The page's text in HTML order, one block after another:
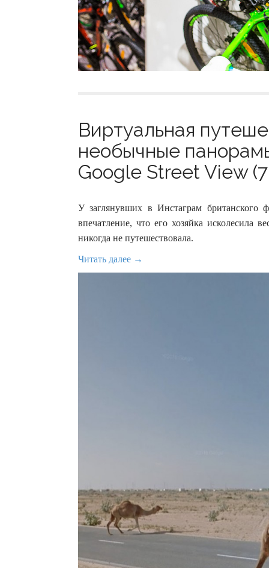
Виртуальная
необычные
Google Street View
У заглянувших в Инстаграм британского
впечатление, что его хозяйка исколесила
никогда не путешествовала.
Читать далее →